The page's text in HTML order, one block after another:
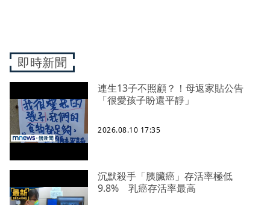
即時新聞
連生13子不照顧？！母返家貼公告
「很愛孩子盼還平靜」
2026.08.10 17:35
沉默殺手「胰臟癌」存活率極低
9.8% 乳癌存活率最高